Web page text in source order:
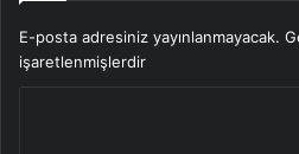
E-posta adresiniz yayınlanmayacak.
işaretlenmişlerdir